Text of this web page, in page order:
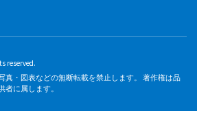
reserved.
真・図表などの無断転載を禁止します。 著作権は品
者に属します。